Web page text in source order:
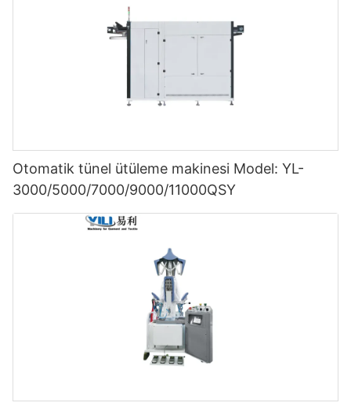
Otomatik tünel ütüleme makinesi Model: YL-
3000/5000/7000/9000/11000QSY